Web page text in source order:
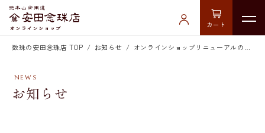
カート
数珠の安田念珠店 TOP お知らせ オンラインショップリニューアルのお知らせ
お知らせ